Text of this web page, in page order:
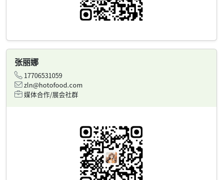
张丽娜
17706531059
zln@hotofood.com
媒体合作/展会社群